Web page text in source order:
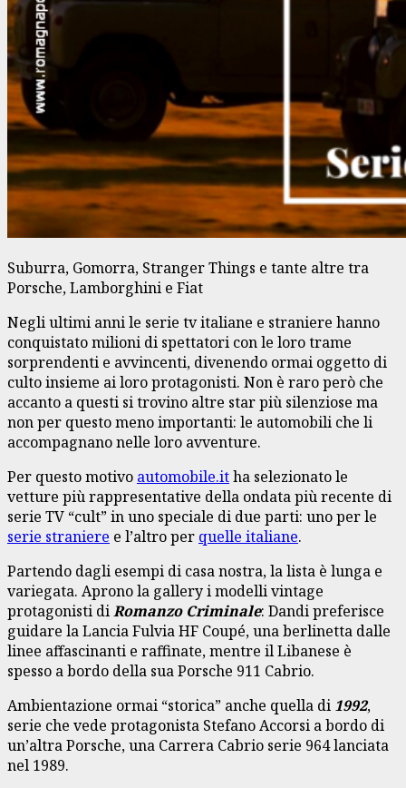
Suburra, Gomorra, Stranger Things e tante altre tra
Porsche, Lamborghini e Fiat
Negli ultimi anni le serie tv italiane e straniere hanno
conquistato milioni di spettatori con le loro trame
sorprendenti e avvincenti, divenendo ormai oggetto di
culto insieme ai loro protagonisti. Non è raro però che
accanto a questi si trovino altre star più silenziose ma
non per questo meno importanti: le automobili che li
accompagnano nelle loro avventure.
Per questo motivo automobile.itha selezionato le
vetture più rappresentative della ondata più recente di
serie TV “cult” in uno speciale di due parti: uno per le
serie straniere e l’altro per quelle italiane.
Partendo dagli esempi di casa nostra, la lista è lunga e
variegata. Aprono la gallery i modelli vintage
protagonisti diRomanzo Criminale: Dandi preferisce
guidare la Lancia Fulvia HF Coupé, una berlinetta dalle
linee affascinanti e raffinate, mentre il Libanese è
spesso a bordo della sua Porsche 911 Cabrio.
Ambientazione ormai “storica” anche quella di 1992,
serie che vede protagonista Stefano Accorsi a bordo di
un’altra Porsche, una Carrera Cabrio serie 964 lanciata
nel 1989.